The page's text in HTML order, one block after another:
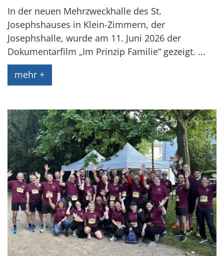
In der neuen Mehrzweckhalle des St.
Josephshauses in Klein-Zimmern, der
Josephshalle, wurde am 11. Juni 2026 der
Dokumentarfilm „Im Prinzip Familie“ gezeigt. ...
mehr +